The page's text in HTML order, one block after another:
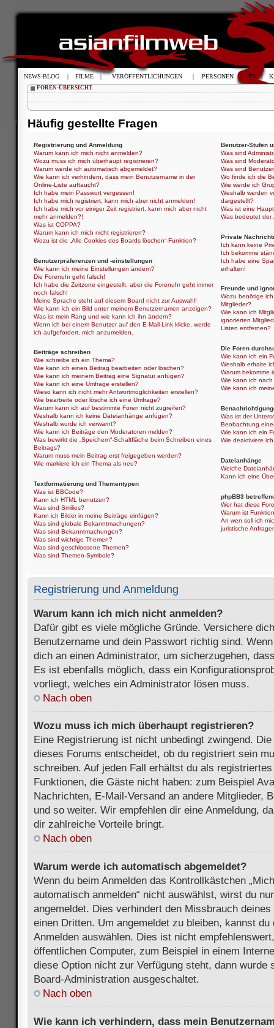
FOREN-ÜBERSICHT
Häufig gestellte Fragen
Registrierung und Anmeldung
Warum kann ich mich nicht anmelden?
Wozu muss ich mich überhaupt registrieren?
Warum werde ich automatisch abgemeldet?
Wie kann ich verhindern, dass mein Benutzername in der
Online-Liste auftaucht?
Ich habe mein Passwort vergessen!
Ich habe mich registriert, kann mich aber nicht anmelden!
Ich habe mich vor einiger Zeit registriert, kann mich aber nicht
mehr anmelden?!
Was ist COPPA?
Warum kann ich mich nicht registrieren?
Wozu ist die „Alle Cookies des Boards löschen“-Funktion?
Benutzerpräferenzen und -einstellungen
Wie kann ich meine Einstellungen ändern?
Die Forenuhr geht falsch!
Ich habe die Zeitzone eingestellt, aber die Forenuhr geht immer
noch falsch!
Meine Sprache steht auf diesem Board nicht zur Auswahl!
Wie kann ich ein Bild unter meinem Benutzernamen anzeigen?
Was ist mein Rang und wie kann ich ihn ändern?
Wenn ich bei einem Benutzer auf den E-Mail-Link klicke, werde
ich aufgefordert, mich anzumelden.
Beiträge schreiben
Wie schreibe ich ein Thema?
Wie kann ich einen Beitrag bearbeiten oder löschen?
Wie kann ich meinem Beitrag eine Signatur anfügen?
Wie kann ich eine Umfrage erstellen?
Wieso kann ich nicht mehr Antwortmöglichkeiten erstellen?
Wie bearbeite oder lösche ich eine Umfrage?
Warum kann ich auf bestimmte Foren nicht zugreifen?
Weshalb kann ich keine Dateianhänge anfügen?
Weshalb wurde ich verwarnt?
Wie kann ich Beiträge den Moderatoren melden?
Was bewirkt die „Speichern“-Schaltfläche beim Schreiben eines
Beitrags?
Warum muss mein Beitrag erst freigegeben werden?
Wie markiere ich ein Thema als neu?
Textformatierung und Thementypen
Was ist BBCode?
Kann ich HTML benutzen?
Was sind Smilies?
Kann ich Bilder in meine Beiträge einfügen?
Was sind globale Bekanntmachungen?
Was sind Bekanntmachungen?
Was sind wichtige Themen?
Was sind geschlossene Themen?
Was sind Themen-Symbole?
Benutzer-Stufen
Was sind
Was sind
Was sind
Wo finde ich die
Wie werde ich
Weshalb werden
dargestellt?
Was ist eine
Was bedeutet der
Private
Ich kann keine
Ich bekomme
Ich habe eine
erhalten!
Freunde und
Wozu benötige
Mitglieder?
Wie kann ich
ignorierten
Listen entfernen?
Die Foren
Wie kann ich ein
Weshalb erhalte
Warum bekomme
Wie kann ich
Wie kann ich
Was ist der
Beobachtung
Wie kann ich ein
Wie deaktiviere
Dateianhänge
Welche
Kann ich eine
phpBB3
Wer hat diese
Warum ist
An wen soll ich
juristische
Registrierung und Anmeldung
Warum kann ich mich nicht anmelden?
Dafür gibt es viele mögliche Gründe. Versichere
Benutzername und dein Passwort richtig sind.
dich an einen Administrator, um sicherzugehen,
Es ist ebenfalls möglich, dass ein
vorliegt, welches ein Administrator lösen muss.
Nach oben
Wozu muss ich mich überhaupt registrieren?
Eine Registrierung ist nicht unbedingt zwingend.
dieses Forums entscheidet, ob du registriert sein
schreiben. Auf jeden Fall erhältst du als
Funktionen, die Gäste nicht haben: zum Beispiel
Nachrichten, E-Mail-Versand an andere Mitglieder,
und so weiter. Wir empfehlen dir eine Anmeldung,
dir zahlreiche Vorteile bringt.
Nach oben
Warum werde ich automatisch abgemeldet?
Wenn du beim Anmelden das Kontrollkästchen
automatisch anmelden“ nicht auswählst, wirst du
angemeldet. Dies verhindert den Missbrauch
einen Dritten. Um angemeldet zu bleiben, kannst
Anmelden auswählen. Dies ist nicht
öffentlichen Computer, zum Beispiel in einem
diese Option nicht zur Verfügung steht, dann wurde
Board-Administration ausgeschaltet.
Nach oben
Wie kann ich verhindern, dass mein
NEWS-BLOG | FILME | VERÖFFENTLICHUNGEN | PERSONEN | TV |